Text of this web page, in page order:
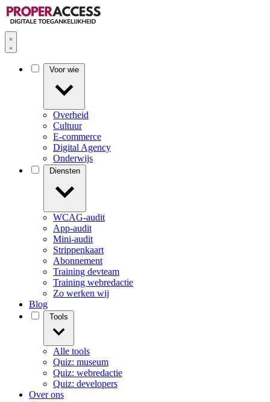
Overheid
Cultuur
E-commerce
Digital Agency
Onderwijs
WCAG-audit
App-audit
Mini-audit
Strippenkaart
Abonnement
Training devteam
Training webredactie
Zo werken wij
Blog
Alle tools
Quiz: museum
Quiz: webredactie
Quiz: developers
Over ons